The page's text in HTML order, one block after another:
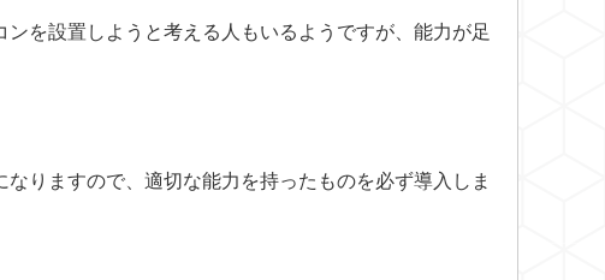
を設置しようと考える人もいるようですが、能力が足
りますので、適切な能力を持ったものを必ず導入しま